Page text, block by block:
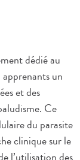
dédié au
un
et des
Ce
du parasite
clinique sur le